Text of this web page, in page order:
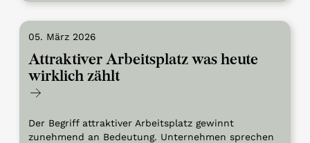
05. März 2026
Attraktiver Arbeitsplatz was heute
wirklich zählt
Der Begriff attraktiver Arbeitsplatz gewinnt
zunehmend an Bedeutung. Unternehmen sprechen